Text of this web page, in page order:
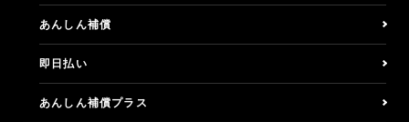
しごとの保険/損保Basic
くらしの保険/所得補償
あんしん補償
即日払い
あんしん補償プラス